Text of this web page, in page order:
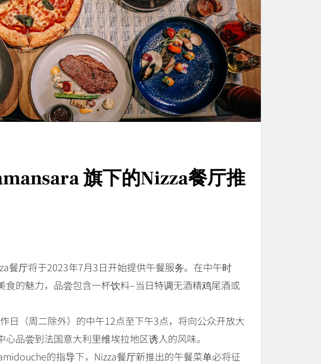
旗下的Nizza餐厅推
餐厅将于2023年7月3日开始提供午餐服务。在中午时
的魅力，品尝包含一杯饮料–当日特调无酒精鸡尾酒或
日（周二除外）的中午12点至下午3点，将向公众开放大
品尝到法国意大利里维埃拉地区诱人的风味。
的指导下，Nizza餐厅新推出的午餐菜单必将征